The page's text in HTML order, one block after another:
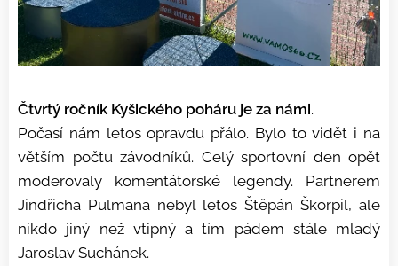
Čtvrtý ročník Kyšického poháru je za námi.
Počasí nám letos opravdu přálo. Bylo to vidět i na
větším počtu závodníků. Celý sportovní den opět
moderovaly komentátorské legendy. Partnerem
Jindřicha Pulmana nebyl letos Štěpán Škorpil, ale
nikdo jiný než vtipný a tím pádem stále mladý
Jaroslav Suchánek.